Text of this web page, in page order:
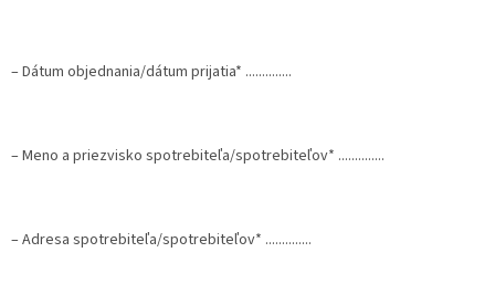
– Dátum objednania/dátum prijatia* ..............
– Meno a priezvisko spotrebiteľa/spotrebiteľov* ..............
– Adresa spotrebiteľa/spotrebiteľov* ..............